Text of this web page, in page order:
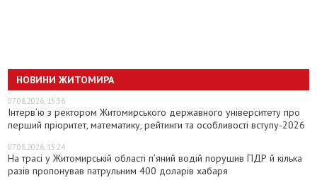
НОВИНИ ЖИТОМИРА
07.08.2026, 15:36
Інтерв’ю з ректором Житомирського державного університету про
перший пріоритет, математику, рейтинги та особливості вступу-2026
07.08.2026, 15:24
На трасі у Житомирській області п’яний водій порушив ПДР й кілька
разів пропонував патрульним 400 доларів хабаря